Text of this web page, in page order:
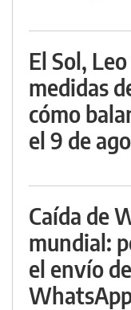
El Sol,
medidas
cómo
el 9 de
Caída de
mundial:
el envío